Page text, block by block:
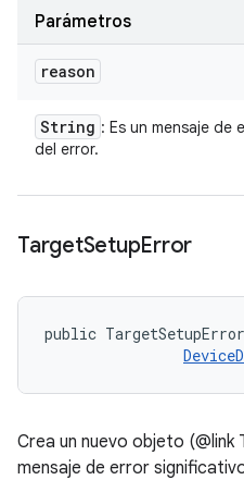
Parámetros
reason
String : Es un mensaje de
del error.
TargetSetupError
public
Crea un nuevo objeto
mensaje de error